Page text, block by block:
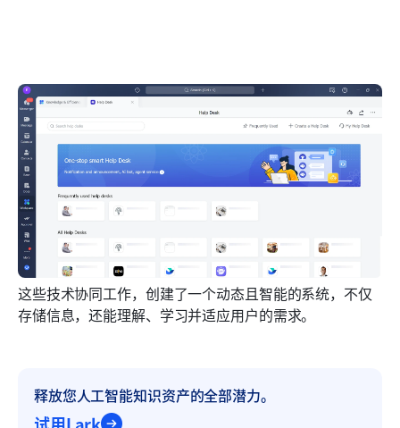
这些技术协同工作，创建了一个动态且智能的系统，不仅
存储信息，还能理解、学习并适应用户的需求。
释放您人工智能知识资产的全部潜力。
试用Lark